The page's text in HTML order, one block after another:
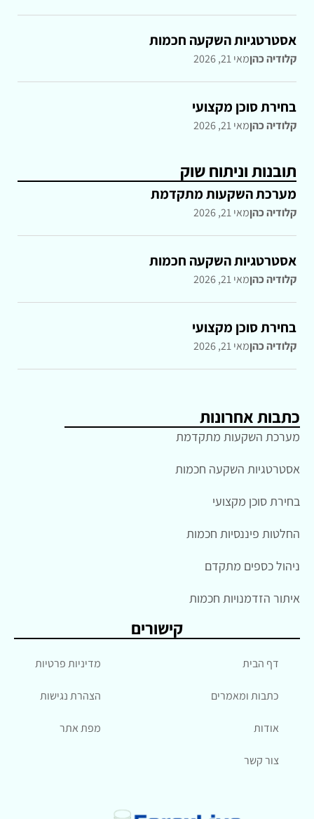
אסטרטגיות השקעה חכמות
קלודיה כהןמאי 21, 2026
בחירת סוכן מקצועי
קלודיה כהןמאי 21, 2026
תובנות וניתוח שוק
מערכת השקעות מתקדמת
קלודיה כהןמאי 21, 2026
אסטרטגיות השקעה חכמות
קלודיה כהןמאי 21, 2026
בחירת סוכן מקצועי
קלודיה כהןמאי 21, 2026
כתבות אחרונות
מערכת השקעות מתקדמת
אסטרטגיות השקעה חכמות
בחירת סוכן מקצועי
החלטות פיננסיות חכמות
ניהול כספים מתקדם
איתור הזדמנויות חכמות
קישורים
דף הבית
כתבות ומאמרים
אודות
צור קשר
מדיניות פרטיות
הצהרת נגישות
מפת אתר